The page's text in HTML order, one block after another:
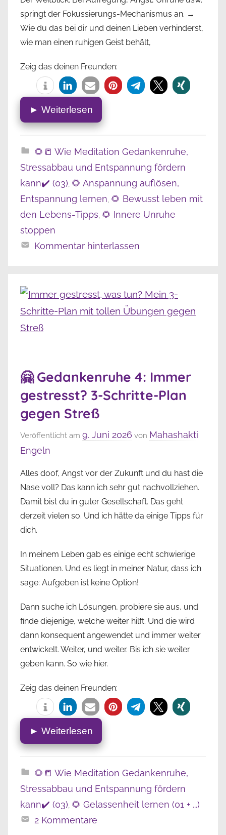
springt der Fokussierungs-Mechanismus an. →
Wie du das bei dir und deinen Lieben verhinderst,
wie man einen ruhigen Geist behält,
Zeig das deinen Freunden:
► Weiterlesen
🌻📒 Wie Meditation Gedankenruhe,
Stressabbau und Entspannung fördern
kann✔️ (03), 🌻 Anspannung auflösen,
Entspannung lernen, 🌻 Bewusst leben mit
den Lebens-Tipps, 🌻 Innere Unruhe
stoppen
Kommentar hinterlassen
🤗 Gedankenruhe 4: Immer
gestresst? 3-Schritte-Plan
gegen Streß
Veröffentlicht am 9. Juni 2026 von Mahashakti
Engeln
Alles doof, Angst vor der Zukunft und du hast die
Nase voll? Das kann ich sehr gut nachvollziehen.
Damit bist du in guter Gesellschaft. Das geht
derzeit vielen so. Und ich hätte da einige Tipps für
dich.
In meinem Leben gab es einige echt schwierige
Situationen. Und es liegt in meiner Natur, dass ich
sage: Aufgeben ist keine Option!
Dann suche ich Lösungen, probiere sie aus, und
finde diejenige, welche weiter hilft. Und die wird
dann konsequent angewendet und immer weiter
entwickelt. Weiter, und weiter. Bis ich sie weiter
geben kann. So wie hier.
Zeig das deinen Freunden:
► Weiterlesen
🌻📒 Wie Meditation Gedankenruhe,
Stressabbau und Entspannung fördern
kann✔️ (03), 🌻 Gelassenheit lernen (01 + ...)
2 Kommentare